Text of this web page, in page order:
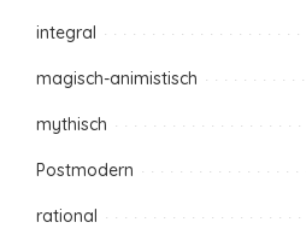
integral
magisch-animistisch
mythisch
Postmodern
rational